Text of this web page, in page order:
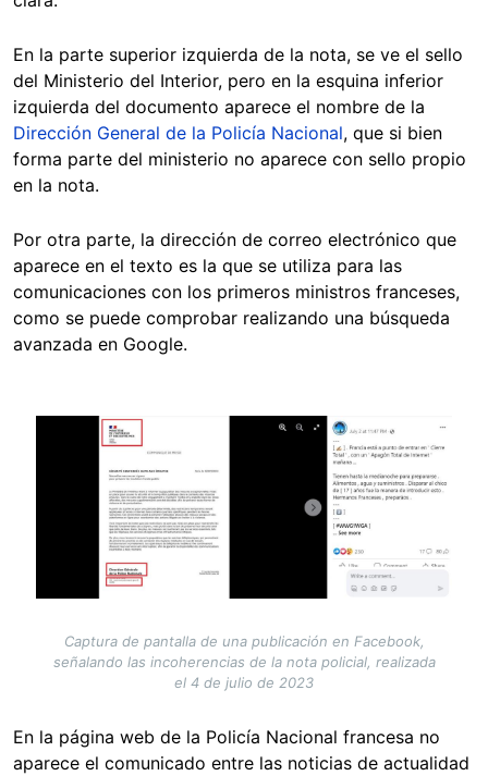
En la parte superior izquierda de la nota, se ve el sello
del Ministerio del Interior, pero en la esquina inferior
izquierda del documento aparece el nombre de la
Dirección General de la Policía Nacional, que si bien
forma parte del ministerio no aparece con sello propio
en la nota.
Por otra parte, la dirección de correo electrónico que
aparece en el texto es la que se utiliza para las
comunicaciones con los primeros ministros franceses,
como se puede comprobar realizando una búsqueda
avanzada en Google.
Captura de pantalla de una publicación en Facebook,
señalando las incoherencias de la nota policial, realizada
el 4 de julio de 2023
En la página web de la Policía Nacional francesa no
aparece el comunicado entre las noticias de actualidad